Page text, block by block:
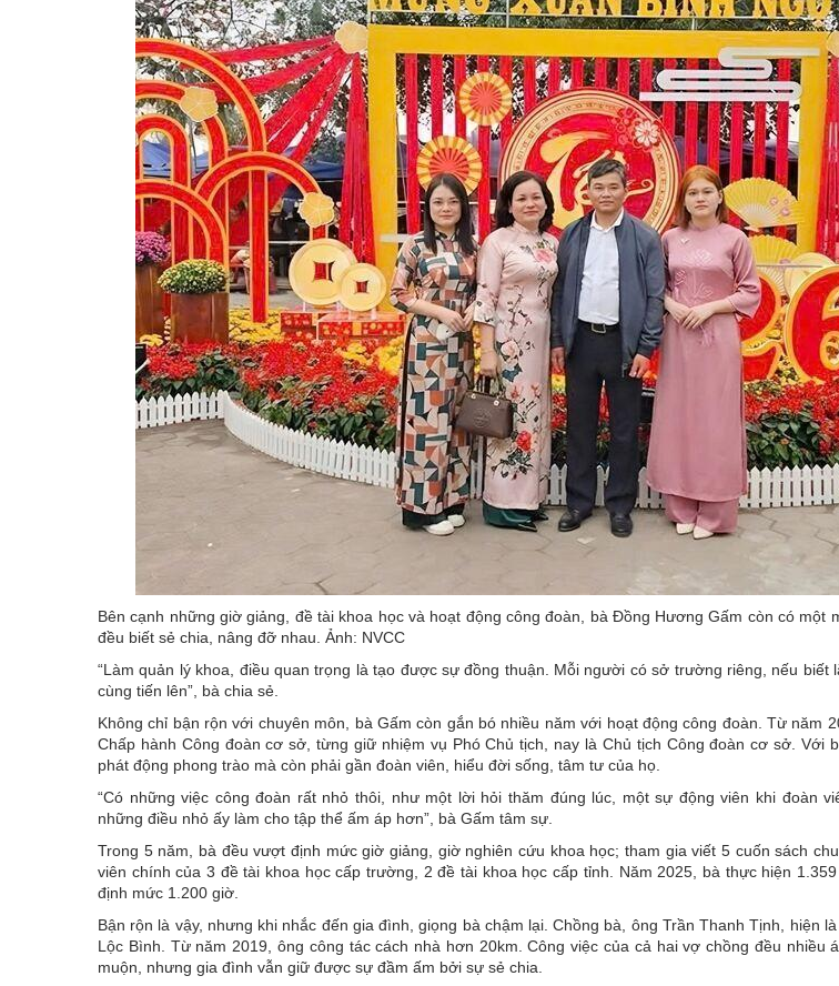
Bên cạnh những giờ giảng, đề tài khoa học và hoạt động công đoàn, bà Đồng Hương Gấm còn có một
đều biết sẻ chia, nâng đỡ nhau. Ảnh: NVCC
“Làm quản lý khoa, điều quan trọng là tạo được sự đồng thuận. Mỗi người có sở trường riêng, nếu biết
cùng tiến lên”, bà chia sẻ.
Không chỉ bận rộn với chuyên môn, bà Gấm còn gắn bó nhiều năm với hoạt động công đoàn. Từ năm
Chấp hành Công đoàn cơ sở, từng giữ nhiệm vụ Phó Chủ tịch, nay là Chủ tịch Công đoàn cơ sở. Với
phát động phong trào mà còn phải gần đoàn viên, hiểu đời sống, tâm tư của họ.
“Có những việc công đoàn rất nhỏ thôi, như một lời hỏi thăm đúng lúc, một sự động viên khi đoàn
những điều nhỏ ấy làm cho tập thể ấm áp hơn”, bà Gấm tâm sự.
Trong 5 năm, bà đều vượt định mức giờ giảng, giờ nghiên cứu khoa học; tham gia viết 5 cuốn sách
viên chính của 3 đề tài khoa học cấp trường, 2 đề tài khoa học cấp tỉnh. Năm 2025, bà thực hiện
định mức 1.200 giờ.
Bận rộn là vậy, nhưng khi nhắc đến gia đình, giọng bà chậm lại. Chồng bà, ông Trần Thanh Tịnh, hiện
Lộc Bình. Từ năm 2019, ông công tác cách nhà hơn 20km. Công việc của cả hai vợ chồng đều nhiều
muộn, nhưng gia đình vẫn giữ được sự đầm ấm bởi sự sẻ chia.